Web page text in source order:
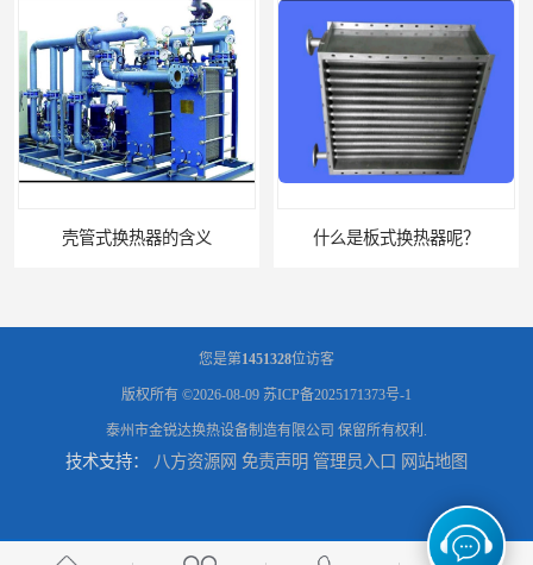
壳管式换热器的含义 什么是板式换热器呢？
板式油冷却器 润滑油冷却换热装置 设计定制 引风机冷却器供应商 GLL型冷却器支持定制
您是第1451328位访客
版权所有 ©2026-08-09 苏ICP备2025171373号-1
泰州市金锐达换热设备制造有限公司 保留所有权利.
技术支持： 八方资源网 免责声明 管理员入口 网站地图